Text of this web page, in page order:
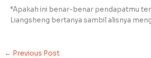
“Apakah ini benar-benar pendapatmu
Liangsheng bertanya sambil alisnya
← Previous Post